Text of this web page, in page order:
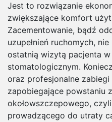
Jest to rozwiązanie
zwiększające komfort
Zacementowanie, bądź
uzupełnień ruchomych,
ostatnią wizytą pacjenta
stomatologicznym.
oraz profesjonalne zabiegi
zapobiegające powstaniu
okołowszczepowego,
prowadzącego do utraty